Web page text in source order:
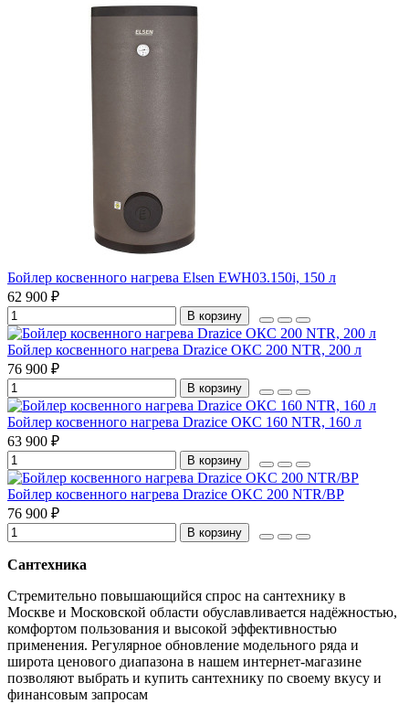
Бойлер косвенного нагрева Elsen EWH03.150i, 150 л
62 900 ₽
В корзину
Бойлер косвенного нагрева Drazice ОКС 200 NTR, 200 л
76 900 ₽
В корзину
Бойлер косвенного нагрева Drazice ОКС 160 NTR, 160 л
63 900 ₽
В корзину
Бойлер косвенного нагрева Drazice OKC 200 NTR/BP
76 900 ₽
В корзину
Сантехника
Стремительно повышающийся спрос на сантехнику в
Москве и Московской области обуславливается надёжностью,
комфортом пользования и высокой эффективностью
применения. Регулярное обновление модельного ряда и
широта ценового диапазона в нашем интернет-магазине
позволяют выбрать и купить сантехнику по своему вкусу и
финансовым запросам